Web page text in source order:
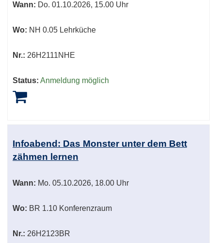
Wann: Do. 01.10.2026, 15.00 Uhr
Wo: NH 0.05 Lehrküche
Nr.: 26H2111NHE
Status: Anmeldung möglich
Infoabend: Das Monster unter dem Bett
zähmen lernen
Wann: Mo. 05.10.2026, 18.00 Uhr
Wo: BR 1.10 Konferenzraum
Nr.: 26H2123BR